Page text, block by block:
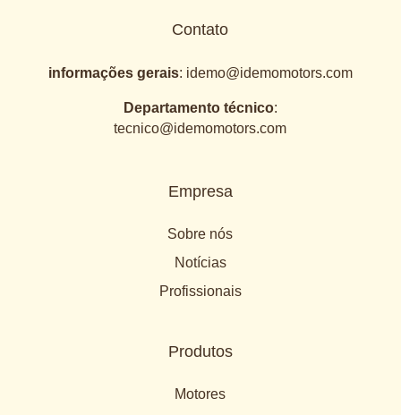
Contato
informações gerais: idemo@idemomotors.com
Departamento técnico:
tecnico@idemomotors.com
Empresa
Sobre nós
Notícias
Profissionais
Produtos
Motores